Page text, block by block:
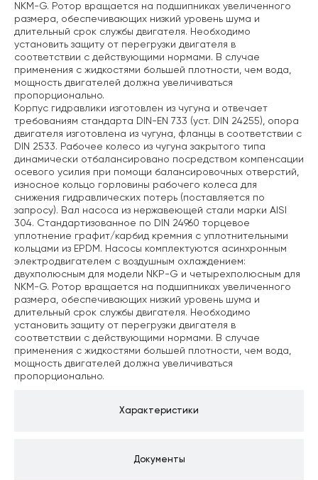
Характеристики
Документы
NKM-G. Ротор вращается на подшипниках увеличенного
размера, обеспечивающих низкий уровень шума и
длительный срок службы двигателя. Необходимо
установить защиту от перегрузки двигателя в
соответствии с действующими нормами. В случае
применения с жидкостями большей плотности, чем вода,
мощность двигателей должна увеличиваться
пропорционально.
Корпус гидравлики изготовлен из чугуна и отвечает
требованиям стандарта DIN-EN 733 (уст. DIN 24255), опора
двигателя изготовлена из чугуна, фланцы в соответствии с
DIN 2533. Рабочее колесо из чугуна закрытого типа
динамически отбалансировано посредством компенсации
осевого усилия при помощи балансировочных отверстий,
износное кольцо горловины рабочего колеса для
снижения гидравлических потерь (поставляется по
запросу). Вал насоса из нержавеющей стали марки AISI
304. Стандартизованное по DIN 24960 торцевое
уплотнение графит/карбид кремния с уплотнительными
кольцами из EPDM. Насосы комплектуются асинхронным
электродвигателем с воздушным охлаждением:
двухполюсным для модели NKP-G и четырехполюсным для
NKM-G. Ротор вращается на подшипниках увеличенного
размера, обеспечивающих низкий уровень шума и
длительный срок службы двигателя. Необходимо
установить защиту от перегрузки двигателя в
соответствии с действующими нормами. В случае
применения с жидкостями большей плотности, чем вода,
мощность двигателей должна увеличиваться
пропорционально.